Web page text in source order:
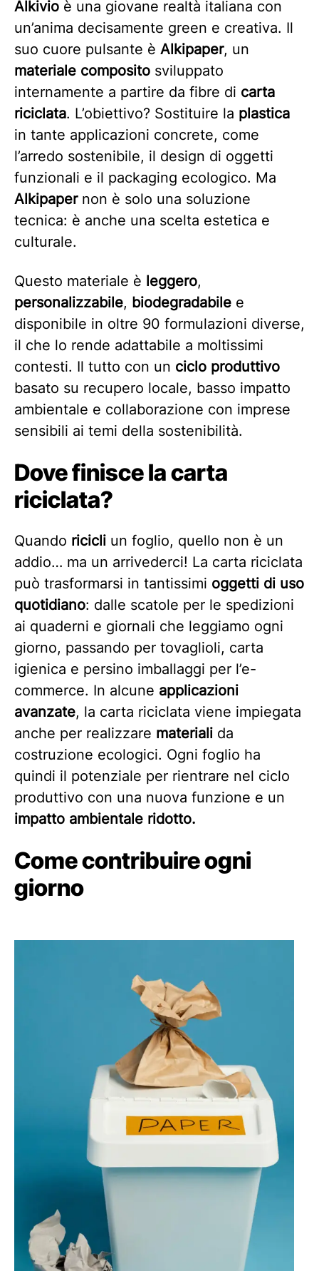
Alkivio è una giovane realtà italiana con
un’anima decisamente green e creativa. Il
suo cuore pulsante è Alkipaper, un
materiale composito sviluppato
internamente a partire da fibre di carta
riciclata. L’obiettivo? Sostituire la plastica
in tante applicazioni concrete, come
l’arredo sostenibile, il design di oggetti
funzionali e il packaging ecologico. Ma
Alkipapernon è solo una soluzione
tecnica: è anche una scelta estetica e
culturale.
Questo materiale è leggero,
personalizzabile, biodegradabile e
disponibile in oltre 90 formulazioni diverse,
il che lo rende adattabile a moltissimi
contesti. Il tutto con un ciclo produttivo
basato su recupero locale, basso impatto
ambientale e collaborazione con imprese
sensibili ai temi della sostenibilità.
Dove finisce la carta
riciclata?
Quando ricicli un foglio, quello non è un
addio… ma un arrivederci! La carta riciclata
può trasformarsi in tantissimi oggetti di uso
quotidiano: dalle scatole per le spedizioni
ai quaderni e giornali che leggiamo ogni
giorno, passando per tovaglioli, carta
igienica e persino imballaggi per l’e-
commerce. In alcune applicazioni
avanzate, la carta riciclata viene impiegata
anche per realizzare materiali da
costruzione ecologici. Ogni foglio ha
quindi il potenziale per rientrare nel ciclo
produttivo con una nuova funzione e un
impatto ambientale ridotto.
Come contribuire ogni
giorno